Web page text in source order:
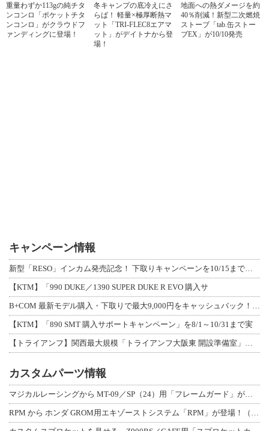
重量わずか113gの純チタ
ンコンロ「ポケットチタ
ンコンロ」がクラウドフ
ァンディングに登場！
冬キャンプの底冷えにさ
らば！ 軽量×極厚断熱マ
ット「TRI-FLEC8エアマ
ット」がデイトナから登
場！
地面への熱ダメージを約
40％削減！新型二次燃焼
ストーブ「tab.缶ストー
ブEX」が10/10発売
キャンペーン情報
【KTM】「990 DUKE／1390 SUPER DUKE R EVO 購入サ
【KTM】「890 SMT 購入サポートキャンペーン」を8/1～10/31まで実
カスタムパーツ情報